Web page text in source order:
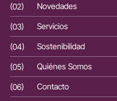
(02)
Novedades
(03)
Servicios
(04)
Sostenibilidad
(05)
Quiénes Somos
(06)
Contacto